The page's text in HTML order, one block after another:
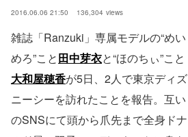
2016.06.06 21:50 136,304 views
雑誌「Ranzuki」専属モデルの“めい
めろ”こと田中芽衣と“ほのちぃ”こと
大和屋穂香が5日、2人で東京ディズ
ニーシーを訪れたことを報告。互い
のSNSにて頭から爪先まで全身ドナ